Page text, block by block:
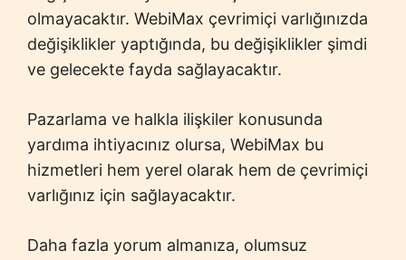
olmayacaktır. WebiMax çevrimiçi varlığınızda
değişiklikler yaptığında, bu değişiklikler şimdi
ve gelecekte fayda sağlayacaktır.
Pazarlama ve halkla ilişkiler konusunda
yardıma ihtiyacınız olursa, WebiMax bu
hizmetleri hem yerel olarak hem de çevrimiçi
varlığınız için sağlayacaktır.
Daha fazla yorum almanıza, olumsuz